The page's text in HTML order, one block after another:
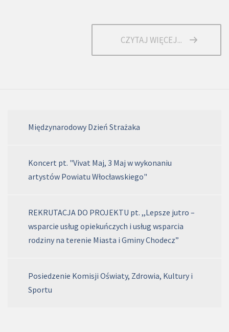
CZYTAJ WIĘCEJ...
Międzynarodowy Dzień Strażaka
Koncert pt. "Vivat Maj, 3 Maj w wykonaniu
artystów Powiatu Włocławskiego"
REKRUTACJA DO PROJEKTU pt. ,,Lepsze jutro –
wsparcie usług opiekuńczych i usług wsparcia
rodziny na terenie Miasta i Gminy Chodecz”
Posiedzenie Komisji Oświaty, Zdrowia, Kultury i
Sportu